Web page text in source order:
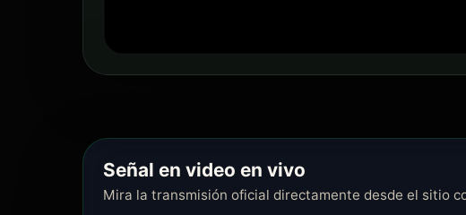
Señal en video en vivo
Mira la transmisión oficial directamente desde el sitio